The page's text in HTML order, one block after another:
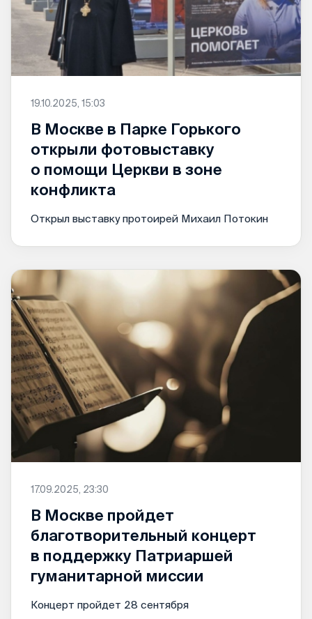
19.10.2025, 15:03
В Москве в Парке Горького
открыли фотовыставку
о помощи Церкви в зоне
конфликта
Открыл выставку протоирей Михаил Потокин
17.09.2025, 23:30
В Москве пройдет
благотворительный концерт
в поддержку Патриаршей
гуманитарной миссии
Концерт пройдет 28 сентября